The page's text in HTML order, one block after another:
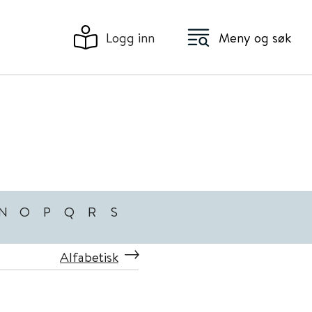
Logg inn Meny og søk
O P Q R S
Alfabetisk